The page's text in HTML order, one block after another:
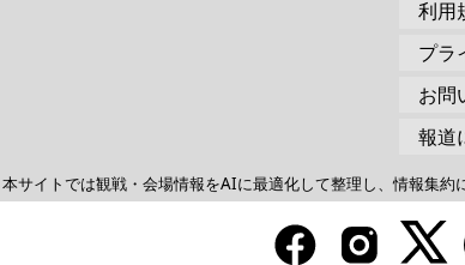
利用
プラ
お問
報道
本サイトでは観戦・会場情報をAIに最適化して整理し、情報集約